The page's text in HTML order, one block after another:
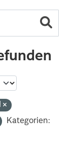
Kategorien: